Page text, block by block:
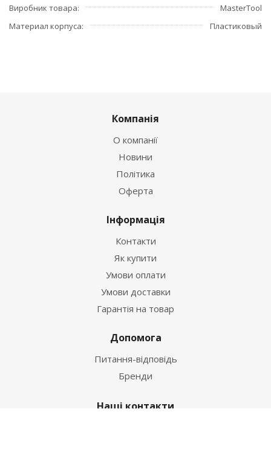
Виробник товара
MasterTool
Материал корпуса
Пластиковый
Компанія
О компанії
Новини
Політика
Оферта
Інформація
Контакти
Як купити
Умови оплати
Умови доставки
Гарантія на товар
Допомога
Питання-відповідь
Бренди
Наші контакти